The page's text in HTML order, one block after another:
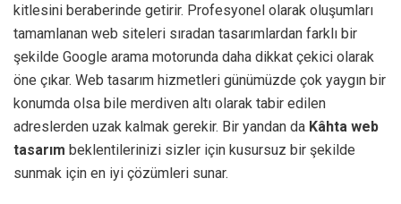
kitlesini beraberinde getirir. Profesyonel olarak oluşumları
tamamlanan web siteleri sıradan tasarımlardan farklı bir
şekilde Google arama motorunda daha dikkat çekici olarak
öne çıkar. Web tasarım hizmetleri günümüzde çok yaygın bir
konumda olsa bile merdiven altı olarak tabir edilen
adreslerden uzak kalmak gerekir. Bir yandan da Kâhta web
tasarım beklentilerinizi sizler için kusursuz bir şekilde
sunmak için en iyi çözümleri sunar.